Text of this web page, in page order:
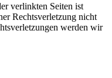
verlinkten Seiten ist
Rechtsverletzung nicht
werden wir